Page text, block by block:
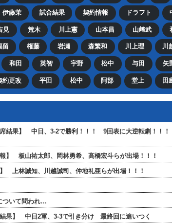
伊藤茉 試合結果 契約情報 ドラフト
見 荒木 川上憲 山本昌 山﨑武
留 権藤 岩瀬 森繁和 川上理 川
和田 英智 宇野 松中 与田 矢
約更改 平田 松中 阿部 堂上 田
結果】 中日、3-2で勝利！！！ 9回表に大逆転劇！！！
】 板山祐太郎、岡林勇希、高橋宏斗らが出場！！！
上林誠知、川越誠司、仲地礼亜らが出場！！！
ついて問われ…
果】 中日2軍、3-3で引き分け 最終回に追いつく